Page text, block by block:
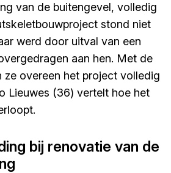
van de buitengevel, volledig
stond niet
werd door uitval van een
aan hen. Met de
ze overeen het project volledig
Lieuwes (36) vertelt hoe het
bij renovatie van de